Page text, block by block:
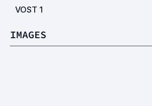
VOST 1
IMAGES